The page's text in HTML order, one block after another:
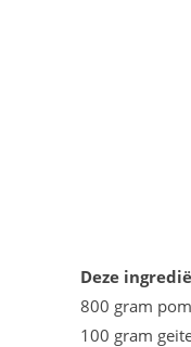
Deze
800 gram
100 gram